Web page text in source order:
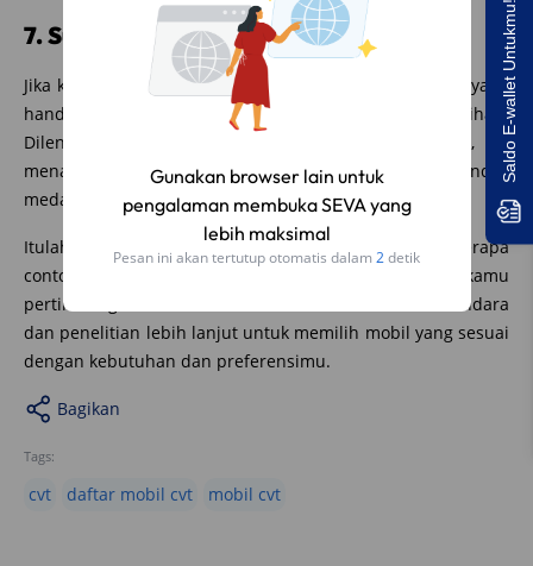
Gunakan browser lain untuk
pengalaman membuka SEVA yang
lebih maksimal
Pesan ini akan tertutup otomatis dalam 1detik
7. Subaru XV
Jika kamu mencari mobil dengan kemampuan off-road yang
handal dan transmisi CVT, Subaru XV bisa menjadi pilihan.
Dilengkapi dengan sistem penggerak semua roda, XV
menawarkan kenyamanan berkendara di berbagai kondisi
medan.
Itulah Daftar Mobil dengan Transmisi CVT. Itulah beberapa
contoh mobil dengan transmisi CVT yang bisa kamu
pertimbangkan. Pastikan untuk melakukan tes berkendara
dan penelitian lebih lanjut untuk memilih mobil yang sesuai
dengan kebutuhan dan preferensimu.
Bagikan
Tags:
cvt daftar mobil cvt mobil cvt
Saldo E-wallet Untukmu!